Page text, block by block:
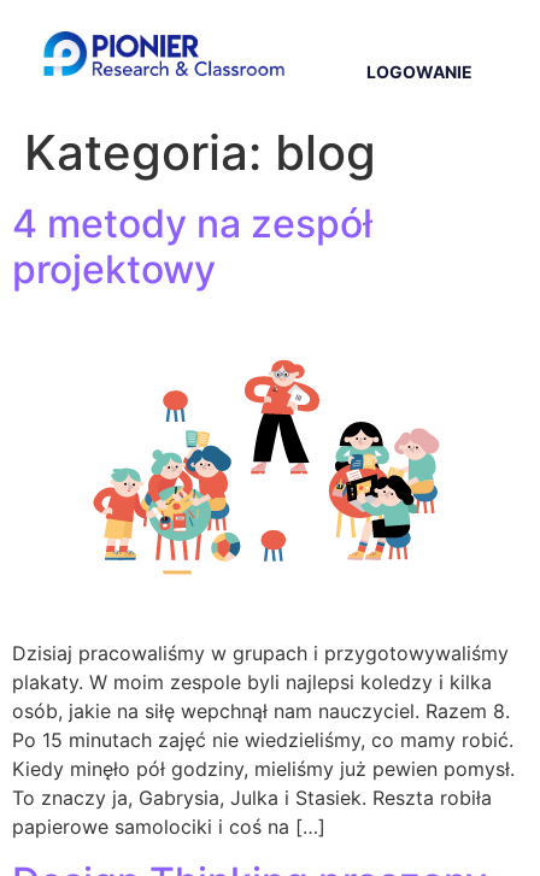
LOGOWANIE
Kategoria: blog
4 metody na zespół
projektowy
Dzisiaj pracowaliśmy w grupach i przygotowywaliśmy
plakaty. W moim zespole byli najlepsi koledzy i kilka
osób, jakie na siłę wepchnął nam nauczyciel. Razem 8.
Po 15 minutach zajęć nie wiedzieliśmy, co mamy robić.
Kiedy minęło pół godziny, mieliśmy już pewien pomysł.
To znaczy ja, Gabrysia, Julka i Stasiek. Reszta robiła
papierowe samolociki i coś na […]